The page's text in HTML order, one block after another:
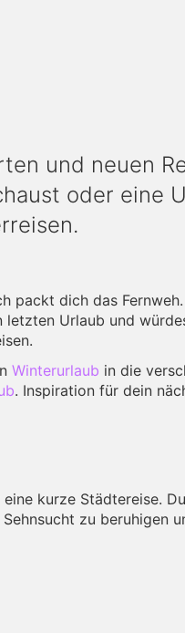
und neuen
oder eine
packt dich das
Urlaub und
Winterurlaub in die
. Inspiration für dein
kurze Städtereise.
zu beruhigen